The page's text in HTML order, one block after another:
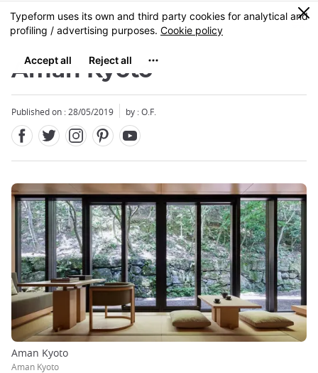
Skip
to
content
MENU
0
Aman Kyoto
Published on : 28/05/2019 by : O.F.
Aman Kyoto
Aman Kyoto
Close